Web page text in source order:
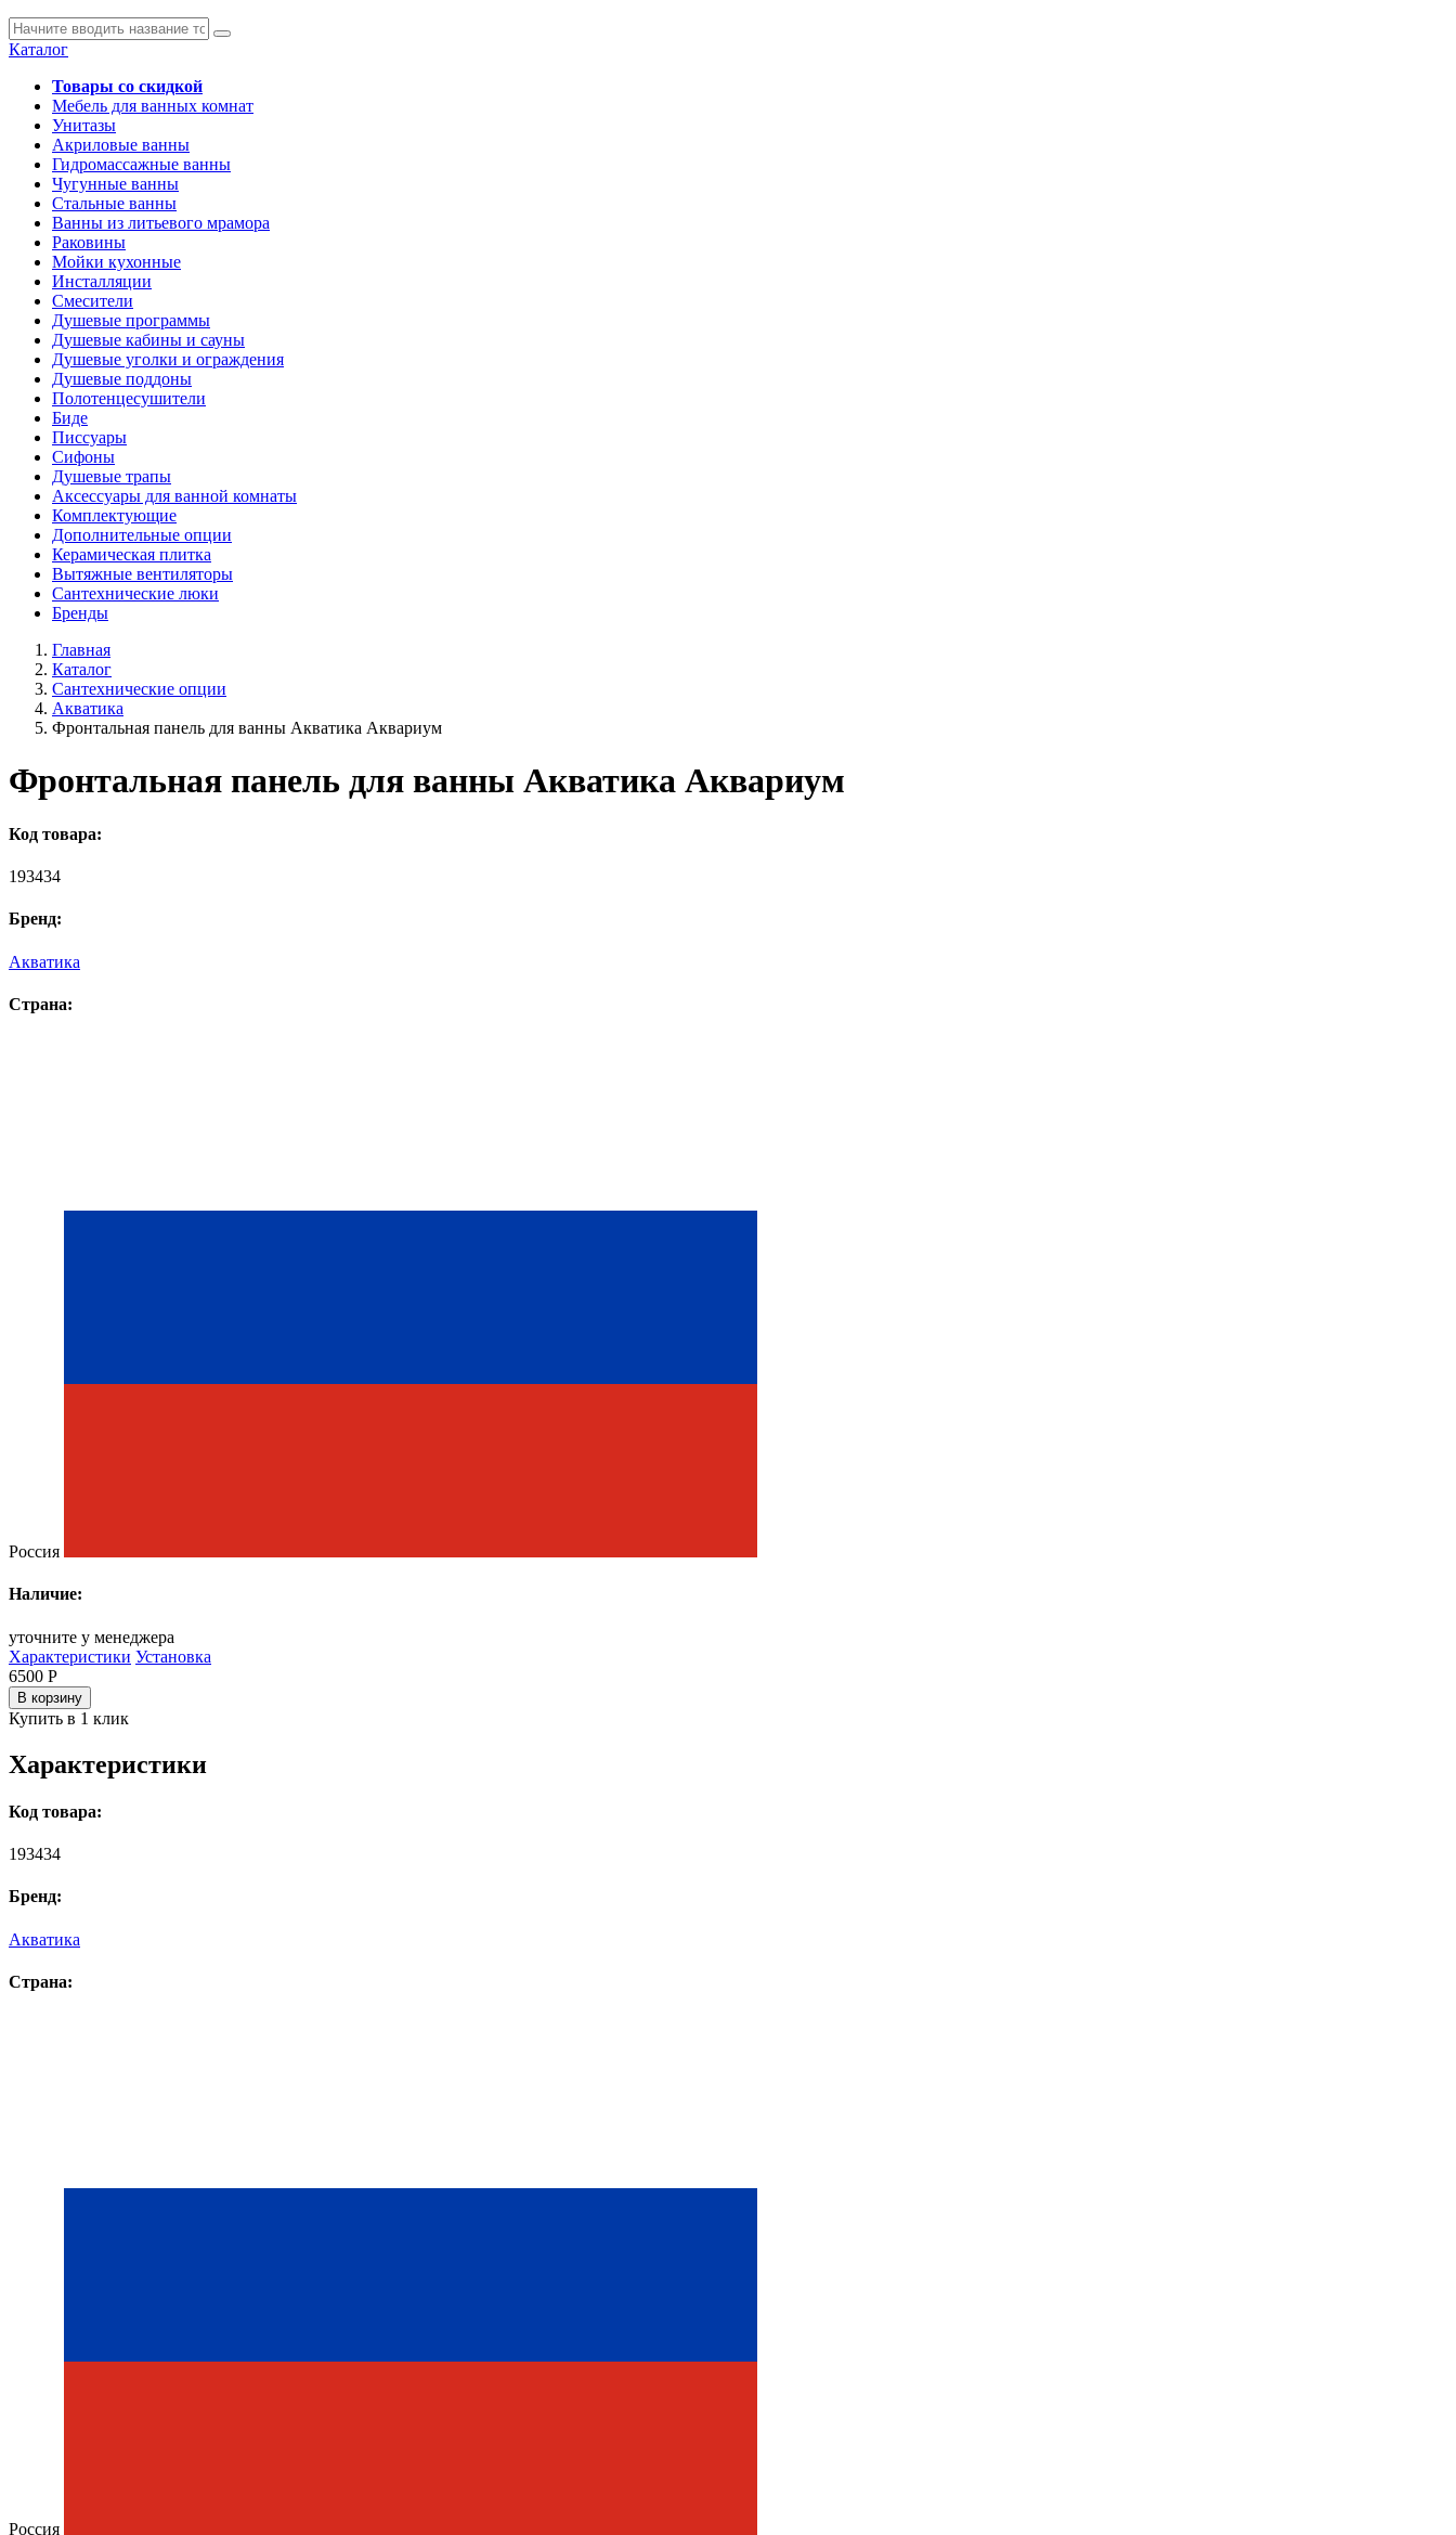
Каталог
Товары со скидкой
Мебель для ванных комнат
Унитазы
Акриловые ванны
Гидромассажные ванны
Чугунные ванны
Стальные ванны
Ванны из литьевого мрамора
Раковины
Мойки кухонные
Инсталляции
Смесители
Душевые программы
Душевые кабины и сауны
Душевые уголки и ограждения
Душевые поддоны
Полотенцесушители
Биде
Писсуары
Сифоны
Душевые трапы
Аксессуары для ванной комнаты
Комплектующие
Дополнительные опции
Керамическая плитка
Вытяжные вентиляторы
Сантехнические люки
Бренды
Главная
Каталог
Сантехнические опции
Акватика
Фронтальная панель для ванны Акватика Аквариум
Фронтальная панель для ванны Акватика Аквариум
Код товара:
193434
Бренд:
Акватика
Страна:
Россия
Наличие:
уточните у менеджера
Характеристики Установка
6500 Р
В корзину
Купить в 1 клик
Характеристики
Код товара:
193434
Бренд:
Акватика
Страна:
Россия